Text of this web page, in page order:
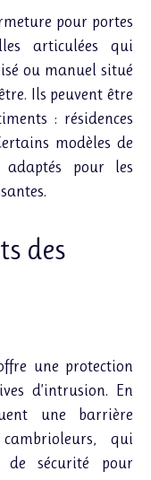
pour portes
articulées qui
ou manuel situé
Ils peuvent être
: résidences
modèles de
pour les
des
une protection
d’intrusion. En
une barrière
qui
de sécurité pour